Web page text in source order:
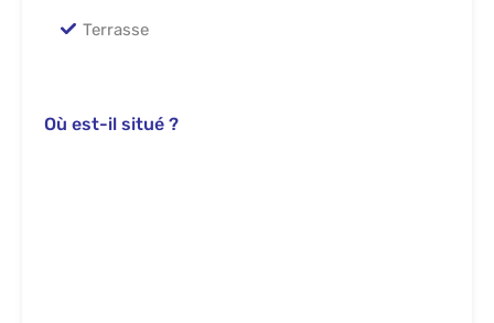
Terrasse
Où est-il situé ?